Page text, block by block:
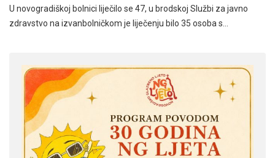
U novogradiškoj bolnici liječilo se 47, u brodskoj Službi za javno
zdravstvo na izvanbolničkom je liječenju bilo 35 osoba s…